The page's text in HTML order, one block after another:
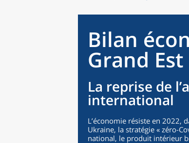
Bilan
Grand Est
La reprise de
international
L’économie résiste en 2022,
Ukraine, la stratégie « zéro-
national, le produit intérieur